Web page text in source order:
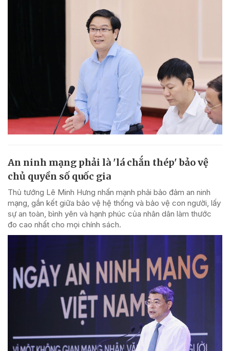
An ninh mạng phải là 'lá chắn thép' bảo vệ
chủ quyền số quốc gia
Thủ tướng Lê Minh Hưng nhấn mạnh phải bảo đảm an ninh
mạng, gắn kết giữa bảo vệ hệ thống và bảo vệ con người, lấy
sự an toàn, bình yên và hạnh phúc của nhân dân làm thước
đo cao nhất cho mọi chính sách.